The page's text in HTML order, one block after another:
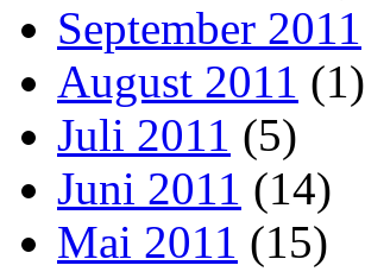
September 2011
August 2011 (1)
Juli 2011 (5)
Juni 2011 (14)
Mai 2011 (15)